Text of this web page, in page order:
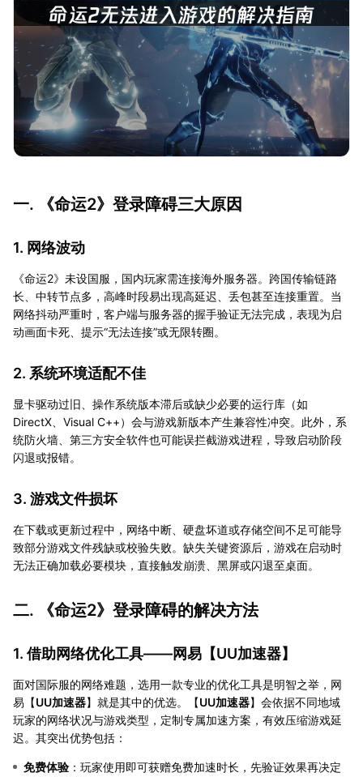
一. 《命运2》登录障碍三大原因
1. 网络波动
《命运2》未设国服，国内玩家需连接海外服务器。跨国传输链路
长、中转节点多，高峰时段易出现高延迟、丢包甚至连接重置。当
网络抖动严重时，客户端与服务器的握手验证无法完成，表现为启
动画面卡死、提示“无法连接”或无限转圈。
2. 系统环境适配不佳
显卡驱动过旧、操作系统版本滞后或缺少必要的运行库（如
DirectX、Visual C++）会与游戏新版本产生兼容性冲突。此外，系
统防火墙、第三方安全软件也可能误拦截游戏进程，导致启动阶段
闪退或报错。
3. 游戏文件损坏
在下载或更新过程中，网络中断、硬盘坏道或存储空间不足可能导
致部分游戏文件残缺或校验失败。缺失关键资源后，游戏在启动时
无法正确加载必要模块，直接触发崩溃、黑屏或闪退至桌面。
二. 《命运2》登录障碍的解决方法
1. 借助网络优化工具——网易【UU加速器】
面对国际服的网络难题，选用一款专业的优化工具是明智之举，网
易【UU加速器】就是其中的优选。【UU加速器】会依据不同地域
玩家的网络状况与游戏类型，定制专属加速方案，有效压缩游戏延
迟。其突出优势包括：
免费体验 ：玩家使用即可获赠免费加速时长，先验证效果再决定